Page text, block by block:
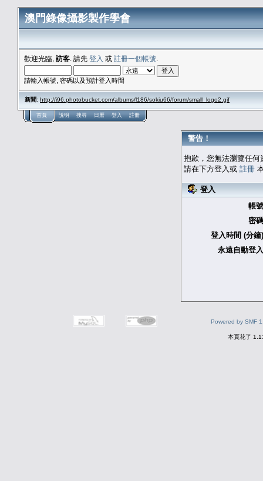
澳門錄像攝影製作學會
歡迎光臨, 訪客 . 請先 登入 或 註冊一個帳號
請輸入帳號, 密碼以及預計登入時間
新聞: http://i96.photobucket.com/albums/l186/sokiu66/forum/small_logo2.gif
首頁 說明 搜尋 日曆 登入 註冊
警告！
抱歉，您無法瀏覽任何
請在下方登入或 註冊
登入
帳
密
登入時間 (分鐘
永遠自動登
Powered by SMF
本頁花了